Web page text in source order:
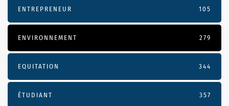
ENTREPRENEUR 105
ENVIRONNEMENT 279
EQUITATION 344
ÉTUDIANT 357